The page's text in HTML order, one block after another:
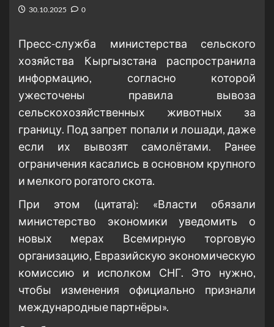
30.10.2025 0
Пресс-служба министерства сельского
хозяйства Кыргызстана распространила
информацию, согласно которой
ужесточены правила вывоза
сельскохозяйственных животных за
границу. Под запрет попали и лошади, даже
если их вывозят самолётами. Ранее
ограничения касались в основном крупного
и мелкого рогатого скота.
При этом (цитата): «Власти обязали
министерство экономики уведомить о
новых мерах Всемирную торговую
организацию, Евразийскую экономическую
комиссию и исполком СНГ. Это нужно,
чтобы изменения официально признали
международные партнёры».